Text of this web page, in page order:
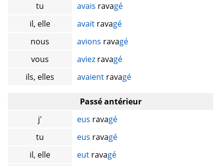
tu
avais ravagé
il, elle
avait ravagé
nous
avions ravagé
vous
aviez ravagé
ils, elles
avaient ravagé
Passé antérieur
j'
eus ravagé
tu
eus ravagé
il, elle
eut ravagé